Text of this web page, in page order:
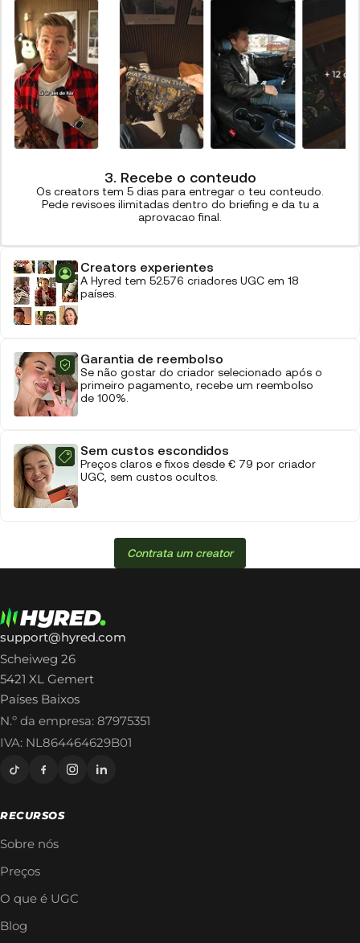
3. Recebe o conteudo
Os creators tem 5 dias para entregar o teu conteudo.
Pede revisoes ilimitadas dentro do briefing e da tu a
aprovacao final.
Creators experientes
A Hyred tem 52.576 criadores UGC em 18
países.
Garantia de reembolso
Se não gostar do criador selecionado após o
primeiro pagamento, recebe um reembolso
de 100%.
Sem custos escondidos
Preços claros e fixos desde € 79 por criador
UGC, sem custos ocultos.
Contrata um creator
support@hyred.com
Scheiweg 26
5421 XL Gemert
Países Baixos
N.º da empresa: 87975351
IVA: NL864464629B01
RECURSOS
Sobre nós
Preços
O que é UGC
Blog